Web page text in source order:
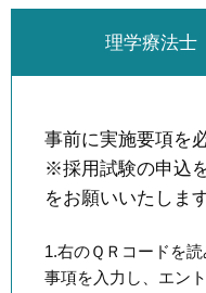
理学療法
事前に実施要項を
※採用試験の申込
をお願いいたします
1.右のＱＲコードを
事項を入力し、エン